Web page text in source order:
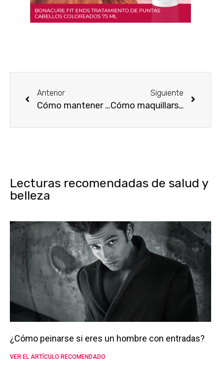
Anterior
Cómo mantener una piel hermosa libre de impurezas
Siguiente
Cómo maquillarse para vestir de azul en todos los tonos
Lecturas recomendadas de salud y
belleza
¿Cómo peinarse si eres un hombre con entradas?
VER EL ARTÍCULO RECOMENDADO